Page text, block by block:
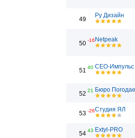
49
Ру Дизайн
50 -16 Netpeak
51 40 СЕО-Импульс
52 21 Бюро
53 -26Студия ЯЛ
54 43 Extyl-PRO